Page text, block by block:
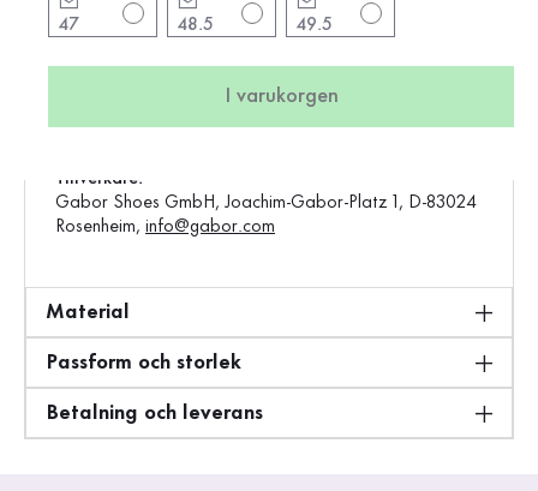
47 48.5 49.5
I varukorgen
Vara:0533.12.02
Produktion:Asien
Tillverkare:
Gabor Shoes GmbH, Joachim-Gabor-Platz 1, D-83024
Rosenheim, info@gabor.com
Material
Passform och storlek
Betalning och leverans